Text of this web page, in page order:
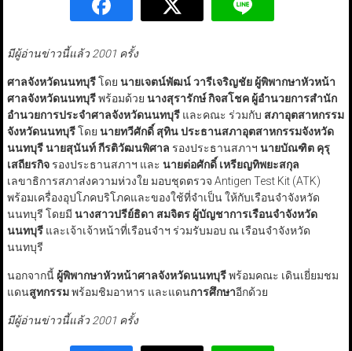
มีผู้อ่านข่าวนี้แล้ว 2001 ครั้ง
ศาลจังหวัดนนทบุรีโดย นายเจตน์พัฒน์ วารีเจริญชัย ผู้พิพากษาหัวหน้า
ศาลจังหวัดนนทบุรีพร้อมด้วย นางสุรารักษ์ กิจสโชค ผู้อำนวยการสำนัก
อำนวยการประจำศาลจังหวัดนนทบุรีและคณะ ร่วมกับ สภาอุตสาหกรรม
จังหวัดนนทบุรีโดย นายทวีศักดิ์ สุทิน ประธานสภาอุตสาหกรรมจังหวัด
นนทบุรีนายสุนันท์ กีรติวัฒนพิศาล รองประธานสภาฯ นายบัณฑิต คุรุ
เสถียรกิจ รองประธานสภาฯ และ นายต่อศักดิ์ เหรียญทิพยะสกุล
เลขาธิการสภาส่งความห่วงใย มอบชุดตรวจ Antigen Test Kit (ATK)
พร้อมเครื่องอุปโภคบริโภคและของใช้ที่จำเป็น ให้กับเรือนจำจังหวัด
นนทบุรี โดยมี นางสาวปรีย์ธิดา สมจิตร ผู้บัญชาการเรือนจำจังหวัด
นนทบุรีและเจ้าเจ้าหน้าที่เรือนจำฯ ร่วมรับมอบ ณ เรือนจำจังหวัด
นนทบุรี
นอกจากนี้ ผู้พิพากษาหัวหน้าศาลจังหวัดนนทบุรีพร้อมคณะ เดินเยี่ยมชม
แดนสูทกรรมพร้อมชิมอาหาร และแดนการศึกษาอีกด้วย
มีผู้อ่านข่าวนี้แล้ว 2001 ครั้ง